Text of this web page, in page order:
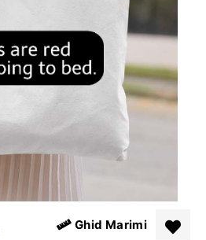
Ghid Marimi